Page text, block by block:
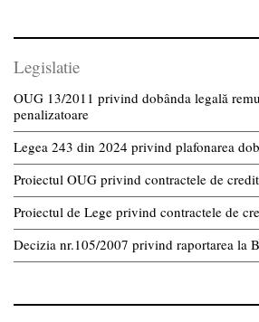
Legislatie
OUG 13/2011 privind dobânda legală
penalizatoare
Legea 243 din 2024 privind plafonarea
Proiectul OUG privind contractele de
Proiectul de Lege privind contractele de
Decizia nr.105/2007 privind raportarea la